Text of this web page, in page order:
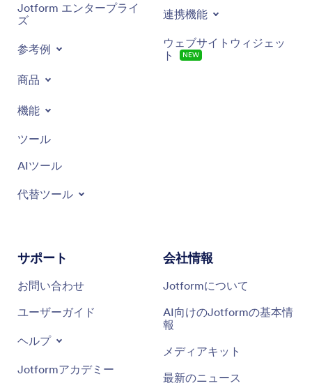
Jotform エンタープライ
ズ
参考例
商品
機能
ツール
AIツール
代替ツール
連携機能
ウェブサイトウィジェッ
ト
NEW
サポート
お問い合わせ
ユーザーガイド
ヘルプ
Jotformアカデミー
会社情報
Jotformについて
AI向けのJotformの基本情
報
メディアキット
最新のニュース